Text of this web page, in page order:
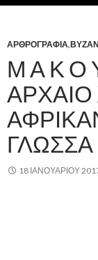
ΑΡΘΡΟΓΡΑΦΙΑ,
Μ Α Κ Ο
ΑΡΧΑΙΟ
ΓΛΩΣΣΑ
18 ΙΑΝΟΥΑΡΊΟΥ